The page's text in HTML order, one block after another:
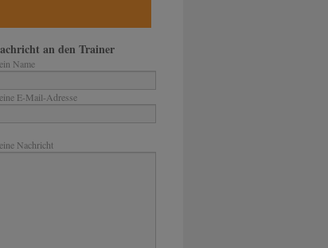
an den Trainer
Name
E-Mail-Adresse
Nachricht